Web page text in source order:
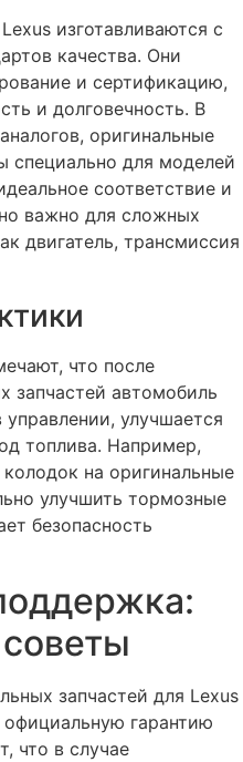
изготавливаются с
качества. Они
и сертификацию,
и долговечность. В
оригинальные
специально для моделей
соответствие и
важно для сложных
двигатель, трансмиссия
что после
запчастей автомобиль
улучшается
топлива. Например,
на оригинальные
улучшить тормозные
безопасность
запчастей для Lexus
гарантию
что в случае